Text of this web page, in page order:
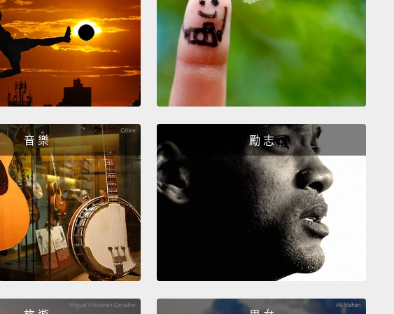
spray bottle.
Use coffee filters or newspaper instead of
paper towels to wipe your mirrors and windows clean.
Their lint-free properties will leave you with a serious no-
streak shine, and you eliminate waste.
製作屬於你自己的窗戶和鏡面玻璃清潔劑。混合兩杯水、半杯
中。利用咖啡濾紙或報紙取代紙巾來將鏡子和窗戶擦乾淨。它
們不起毛的特性會帶給你完全不留痕跡的閃亮，而且你還消除
浪費。
Now, sit back, relax, and enjoy your fresh green clean
home. Thanks for watching.
For more great tips,
subscribe and click on the videos on screen.
音 樂 勵 志